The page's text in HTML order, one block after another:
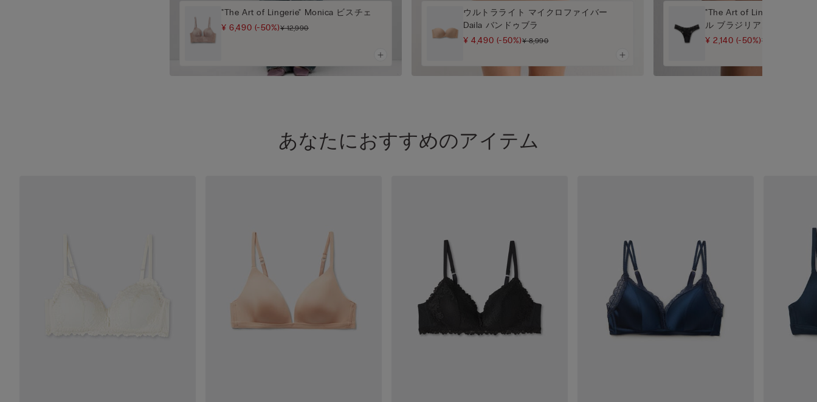
"The Art of Lingerie" Monica ビスチェ
¥ 6,490 (-50%)¥ 12,990
ウルトラライト マイクロファイバー
Daila バンドゥブラ
¥ 4,490 (-50%)¥ 8,990
"The Art of Lingerie" エイ
ル ブラジリアンショーツ
¥ 2,140 (-50%)¥ 4,290
あなたにおすすめのアイテム